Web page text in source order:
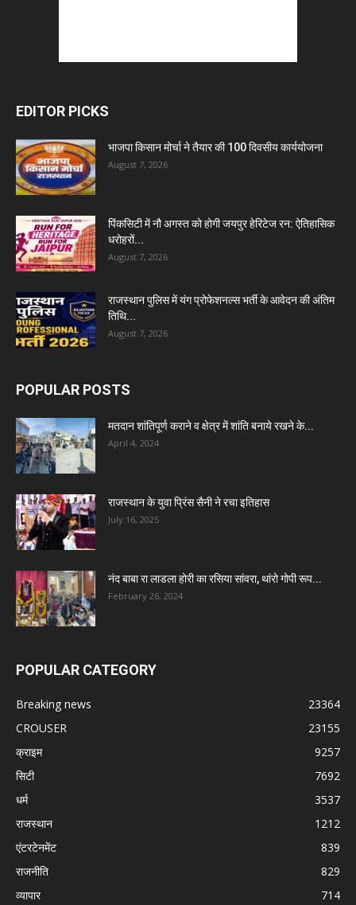
EDITOR PICKS
भाजपा किसान मोर्चा ने तैयार की 100 दिवसीय कार्ययोजना
August 7, 2026
पिंकसिटी में नौ अगस्त को होगी जयपुर हेरिटेज रन: ऐतिहासिक
धरोहरों...
August 7, 2026
राजस्थान पुलिस में यंग प्रोफेशनल्स भर्ती के आवेदन की अंतिम
तिथि...
August 7, 2026
POPULAR POSTS
मतदान शांतिपूर्ण कराने व क्षेत्र में शांति बनाये रखने के...
April 4, 2024
राजस्थान के युवा प्रिंस सैनी ने रचा इतिहास
July 16, 2025
नंद बाबा रा लाडला होरी का रसिया सांवरा, थांरो गोपी रूप...
February 26, 2024
POPULAR CATEGORY
Breaking news
23364
CROUSER
23155
क्राइम
9257
सिटी
7692
धर्म
3537
राजस्थान
1212
एंटरटेनमेंट
839
राजनीति
829
व्यापार
714